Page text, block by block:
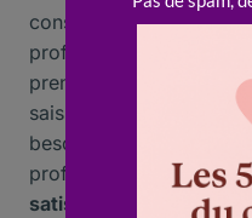
consacrer pleinement à
professionnels. Cette
prendre des décisions
saisir des opportunités
besoins d’un partenaire.
professionnels
satisfaction
accrue